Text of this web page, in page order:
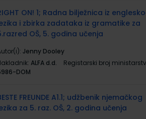
ON! 1; Radna bilježnica iz
i zbirka zadataka iz gramatike za
OŠ, 5. godina učenja
Jenny Dooley
ALFA d.d.
Registarski broj
DOM
FREUNDE A1.1; udžbenik njemačkog
za 5. raz. OŠ, 2. godina učenja